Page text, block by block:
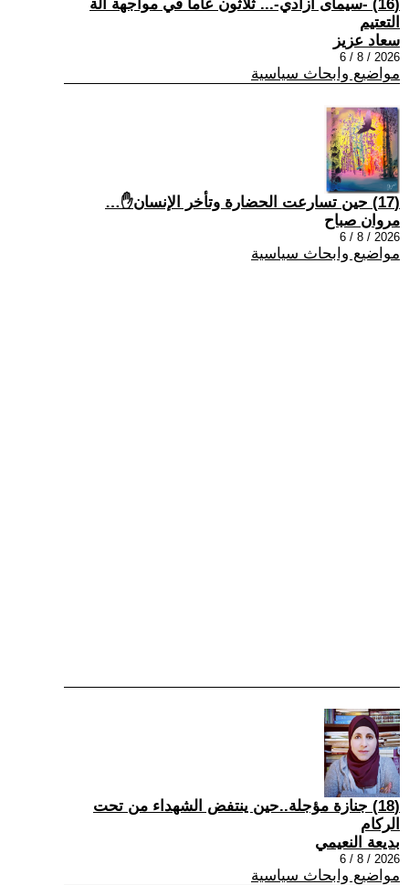
(16) -سيمای آزادي-... ثلاثون عاما في مواجهة آلة
التعتيم
سعاد عزيز
2026 / 8 / 6
مواضيع وابحاث سياسية
(17) حين تسارعت الحضارة وتأخر الإنسان✋…
مروان صباح
2026 / 8 / 6
مواضيع وابحاث سياسية
(18) جنازة مؤجلة..حين ينتفض الشهداء من تحت
الركام
بديعة النعيمي
2026 / 8 / 6
مواضيع وابحاث سياسية